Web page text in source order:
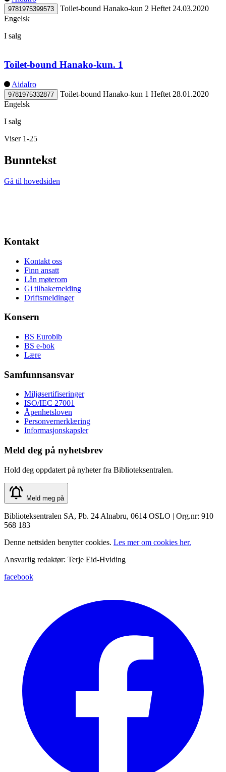
9781975399573 Toilet-bound Hanako-kun 2 Heftet 24.03.2020
Engelsk
I salg
Toilet-bound Hanako-kun. 1
AidaIro
9781975332877 Toilet-bound Hanako-kun 1 Heftet 28.01.2020
Engelsk
I salg
Viser 1-25
Bunntekst
Gå til hovedsiden
Kontakt
Kontakt oss
Finn ansatt
Lån møterom
Gi tilbakemelding
Driftsmeldinger
Konsern
BS Eurobib
BS e-bok
Lære
Samfunnsansvar
Miljøsertifiseringer
ISO/IEC 27001
Åpenhetsloven
Personvernerklæring
Informasjonskapsler
Meld deg på nyhetsbrev
Hold deg oppdatert på nyheter fra Biblioteksentralen.
Meld meg på
Biblioteksentralen SA, Pb. 24 Alnabru, 0614 OSLO | Org.nr: 910
568 183
Denne nettsiden benytter cookies. Les mer om cookies her.
Ansvarlig redaktør: Terje Eid-Hviding
facebook